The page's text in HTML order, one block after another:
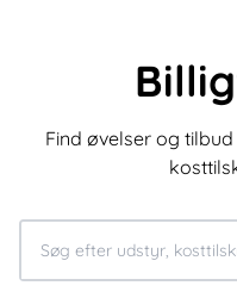
Find øvelser og